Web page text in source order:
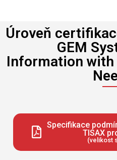
Úroveň
GEM
Information
Specifikace
TISAX
(velikost